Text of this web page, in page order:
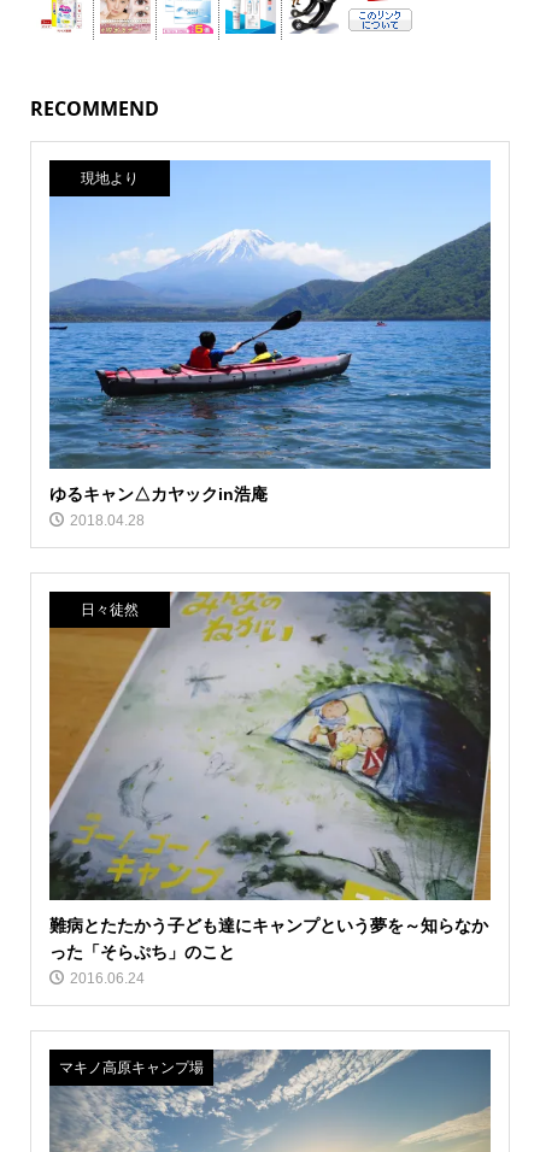
RECOMMEND
現地より
ゆるキャン△カヤックin浩庵
2018.04.28
日々徒然
難病とたたかう子ども達にキャンプという夢を～知らなか
った「そらぷち」のこと
2016.06.24
マキノ高原キャンプ場